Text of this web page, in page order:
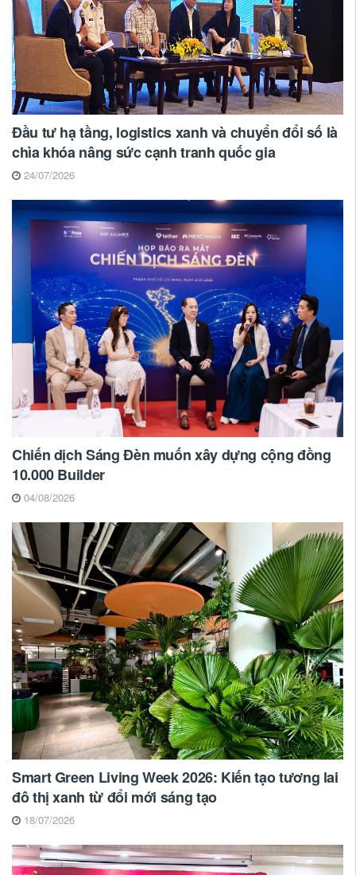
Đầu tư hạ tầng, logistics xanh và chuyển đổi số là
chìa khóa nâng sức cạnh tranh quốc gia
24/07/2026
Chiến dịch Sáng Đèn muốn xây dựng cộng đồng
10.000 Builder
04/08/2026
Smart Green Living Week 2026: Kiến tạo tương lai
đô thị xanh từ đổi mới sáng tạo
18/07/2026